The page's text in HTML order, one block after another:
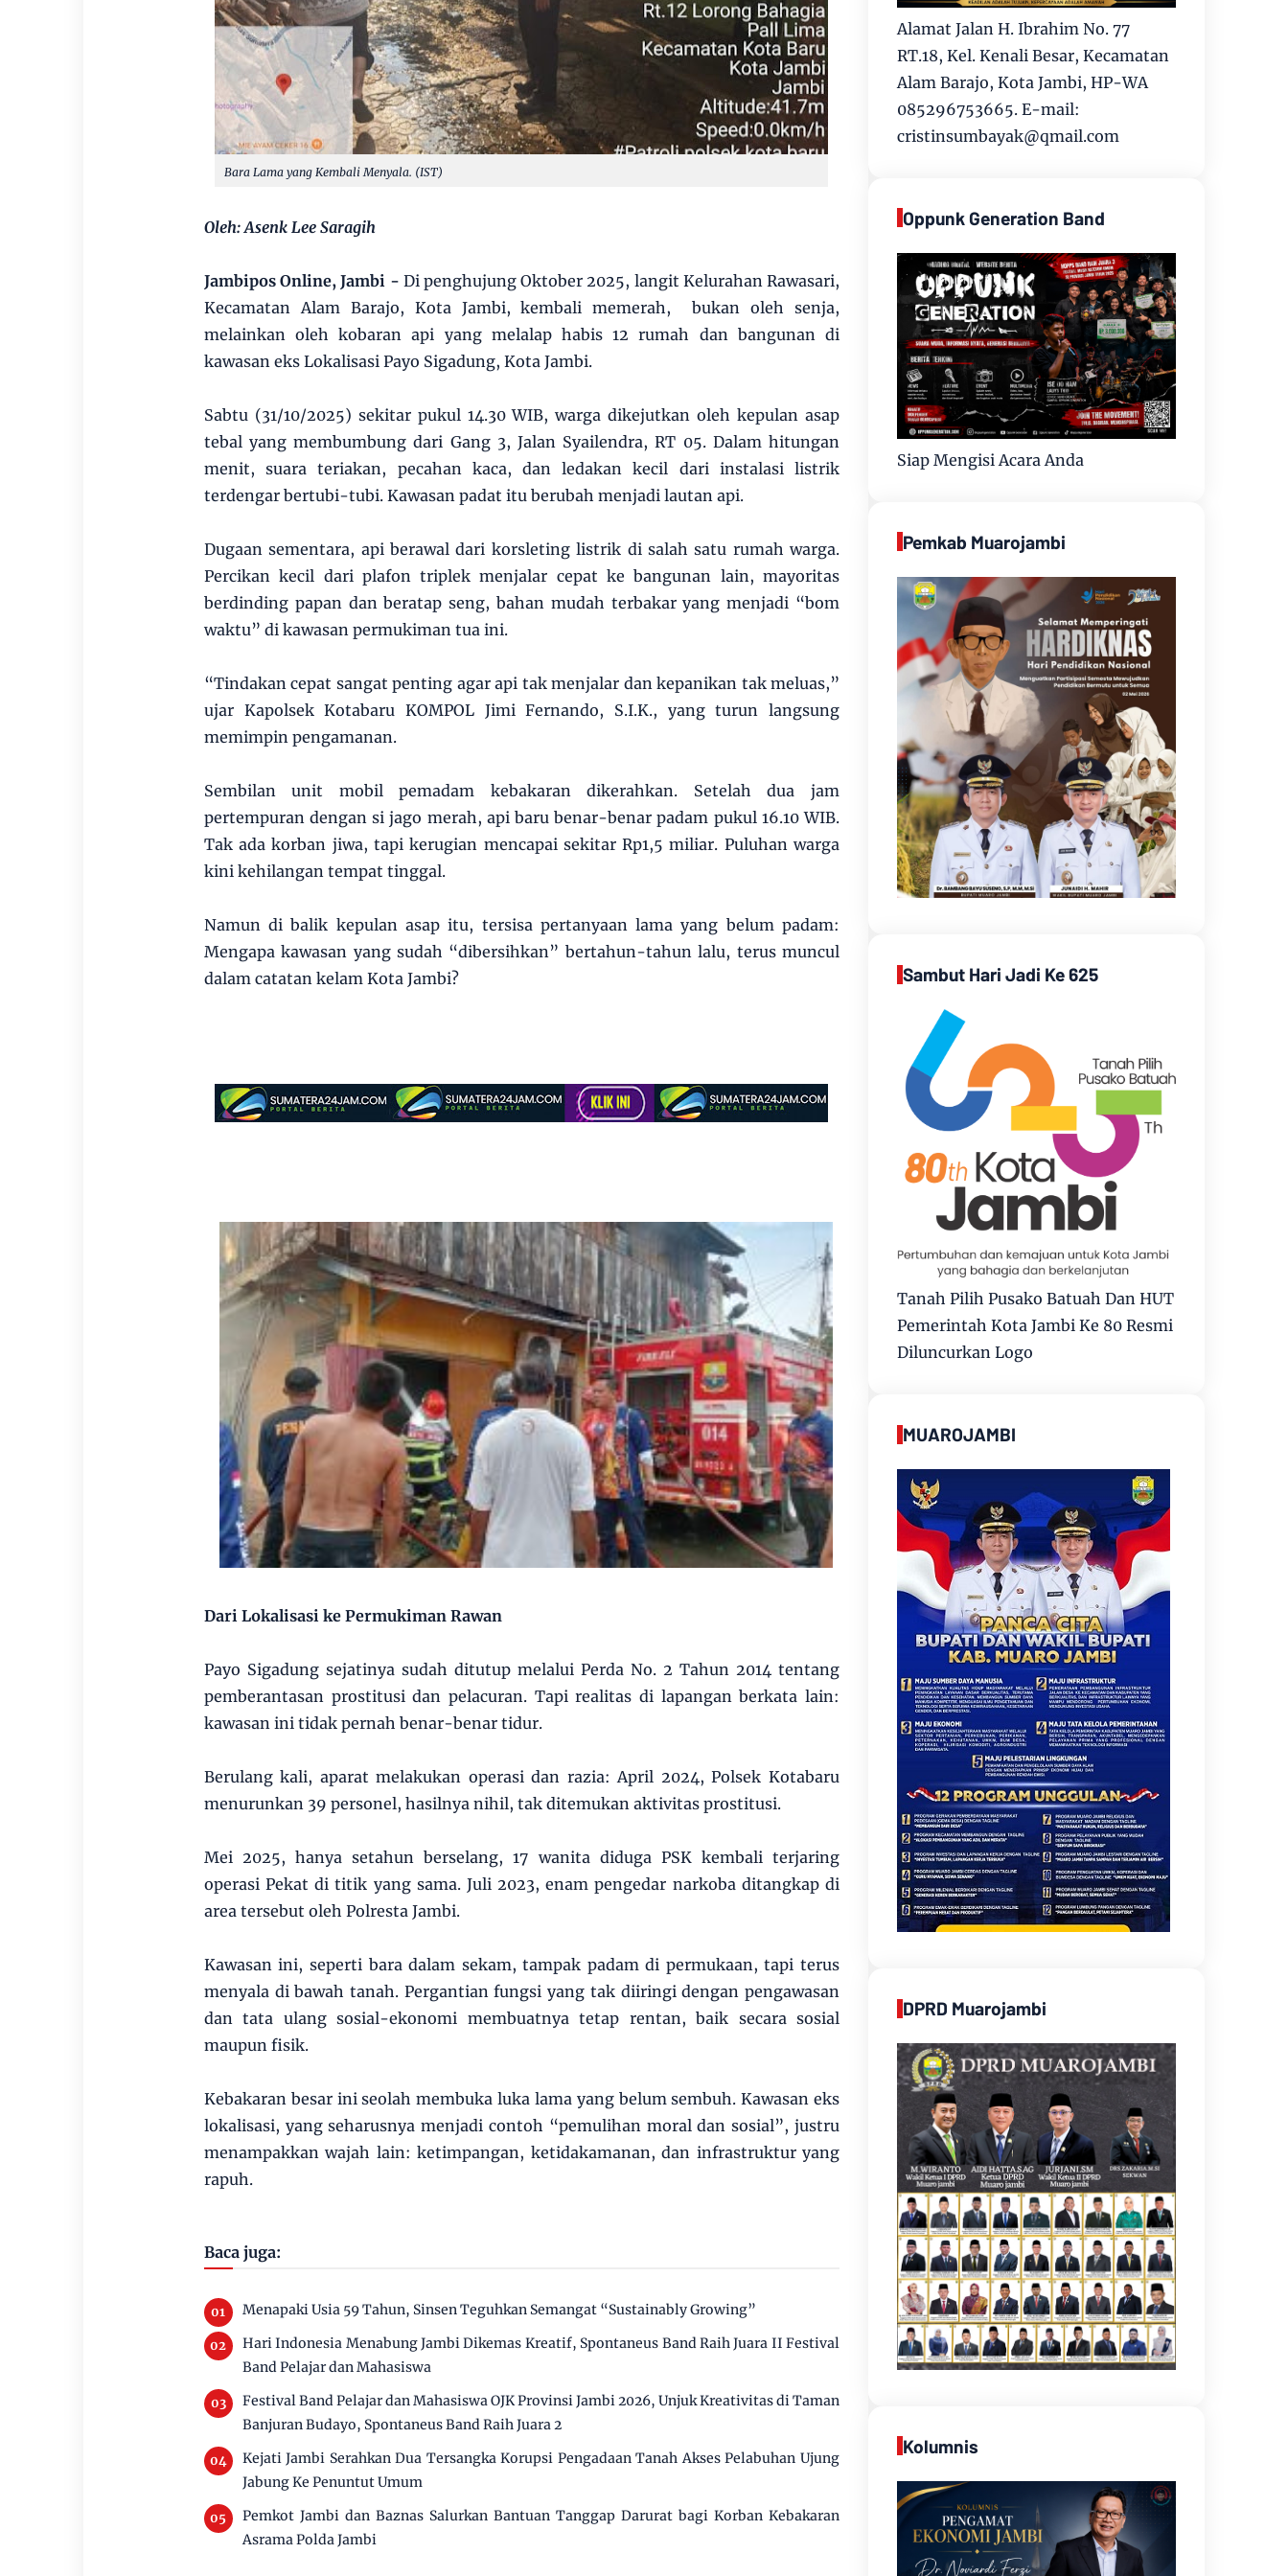
Bara Lama yang Kembali Menyala. (IST)
Oleh: Asenk Lee Saragih
Jambipos Online, Jambi - Di penghujung Oktober 2025, langit Kelurahan Rawasari,
Kecamatan Alam Barajo, Kota Jambi, kembali memerah, bukan oleh senja,
melainkan oleh kobaran api yang melalap habis 12 rumah dan bangunan di
kawasan eks Lokalisasi Payo Sigadung, Kota Jambi.
Sabtu (31/10/2025) sekitar pukul 14.30 WIB, warga dikejutkan oleh kepulan asap
tebal yang membumbung dari Gang 3, Jalan Syailendra, RT 05. Dalam hitungan
menit, suara teriakan, pecahan kaca, dan ledakan kecil dari instalasi listrik
terdengar bertubi-tubi. Kawasan padat itu berubah menjadi lautan api.
Dugaan sementara, api berawal dari korsleting listrik di salah satu rumah warga.
Percikan kecil dari plafon triplek menjalar cepat ke bangunan lain, mayoritas
berdinding papan dan beratap seng, bahan mudah terbakar yang menjadi “bom
waktu” di kawasan permukiman tua ini.
“Tindakan cepat sangat penting agar api tak menjalar dan kepanikan tak meluas,”
ujar Kapolsek Kotabaru KOMPOL Jimi Fernando, S.I.K., yang turun langsung
memimpin pengamanan.
Sembilan unit mobil pemadam kebakaran dikerahkan. Setelah dua jam
pertempuran dengan si jago merah, api baru benar-benar padam pukul 16.10 WIB.
Tak ada korban jiwa, tapi kerugian mencapai sekitar Rp1,5 miliar. Puluhan warga
kini kehilangan tempat tinggal.
Namun di balik kepulan asap itu, tersisa pertanyaan lama yang belum padam:
Mengapa kawasan yang sudah “dibersihkan” bertahun-tahun lalu, terus muncul
dalam catatan kelam Kota Jambi?
Dari Lokalisasi ke Permukiman Rawan
Payo Sigadung sejatinya sudah ditutup melalui Perda No. 2 Tahun 2014 tentang
pemberantasan prostitusi dan pelacuran. Tapi realitas di lapangan berkata lain:
kawasan ini tidak pernah benar-benar tidur.
Berulang kali, aparat melakukan operasi dan razia: April 2024, Polsek Kotabaru
menurunkan 39 personel, hasilnya nihil, tak ditemukan aktivitas prostitusi.
Mei 2025, hanya setahun berselang, 17 wanita diduga PSK kembali terjaring
operasi Pekat di titik yang sama. Juli 2023, enam pengedar narkoba ditangkap di
area tersebut oleh Polresta Jambi.
Kawasan ini, seperti bara dalam sekam, tampak padam di permukaan, tapi terus
menyala di bawah tanah. Pergantian fungsi yang tak diiringi dengan pengawasan
dan tata ulang sosial-ekonomi membuatnya tetap rentan, baik secara sosial
maupun fisik.
Kebakaran besar ini seolah membuka luka lama yang belum sembuh. Kawasan eks
lokalisasi, yang seharusnya menjadi contoh “pemulihan moral dan sosial”, justru
menampakkan wajah lain: ketimpangan, ketidakamanan, dan infrastruktur yang
rapuh.
Baca juga:
Menapaki Usia 59 Tahun, Sinsen Teguhkan Semangat “Sustainably Growing”
Hari Indonesia Menabung Jambi Dikemas Kreatif, Spontaneus Band Raih Juara II Festival
Band Pelajar dan Mahasiswa
Festival Band Pelajar dan Mahasiswa OJK Provinsi Jambi 2026, Unjuk Kreativitas di Taman
Banjuran Budayo, Spontaneus Band Raih Juara 2
Kejati Jambi Serahkan Dua Tersangka Korupsi Pengadaan Tanah Akses Pelabuhan Ujung
Jabung Ke Penuntut Umum
Pemkot Jambi dan Baznas Salurkan Bantuan Tanggap Darurat bagi Korban Kebakaran
Asrama Polda Jambi
Alamat Jalan H. Ibrahim No. 77
RT.18, Kel. Kenali Besar, Kecamatan
Alam Barajo, Kota Jambi, HP-WA
085296753665. E-mail:
cristinsumbayak@qmail.com
Oppunk Generation Band
Siap Mengisi Acara Anda
Pemkab Muarojambi
Sambut Hari Jadi Ke 625
Tanah Pilih Pusako Batuah Dan HUT
Pemerintah Kota Jambi Ke 80 Resmi
Diluncurkan Logo
MUAROJAMBI
DPRD Muarojambi
Kolumnis